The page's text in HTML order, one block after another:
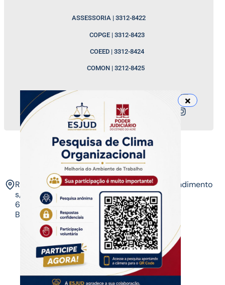
ASSESSORIA | 3312-8422
COPGE | 3312-8423
COEED | 3312-8424
COMON | 3212-8425
Nossos canais
ESJUD
Rua Tribunal de Justiça,
s/n. Via Verde.
69.915-631 – Rio
Branco-AC.​
Horário de Atendimento
07 às 14 horas​
Copyrigth ® | Escola do Poder Judiciário
Todos os direitos reservados